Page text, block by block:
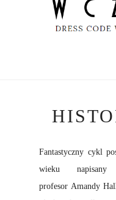
Fantastyczny cykl
wieku
profesor Amandy